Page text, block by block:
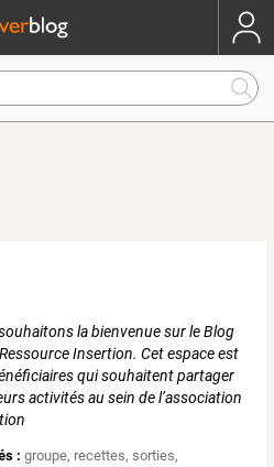
la bienvenue sur le Blog
Insertion. Cet espace est
qui souhaitent partager
activités au sein de l’association
: groupe, recettes,sorties,